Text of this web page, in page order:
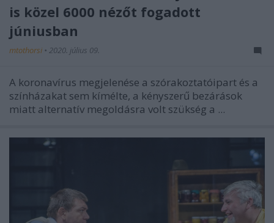
is közel 6000 nézőt fogadott
júniusban
mtothorsi • 2020. július 09.
A koronavírus megjelenése a szórakoztatóipart és a
színházakat sem kímélte, a kényszerű bezárások
miatt alternatív megoldásra volt szükség a ...